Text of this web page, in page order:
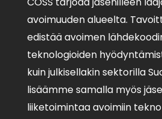
avoimuuden alueelta.
edistää avoimen
teknologioiden
kuin julkisellakin sektorilla
lisäämme samalla myös
liiketoimintaa avoimiin